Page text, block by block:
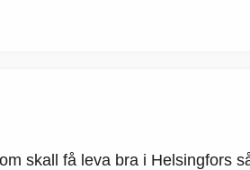
skall få leva bra i Helsingfors